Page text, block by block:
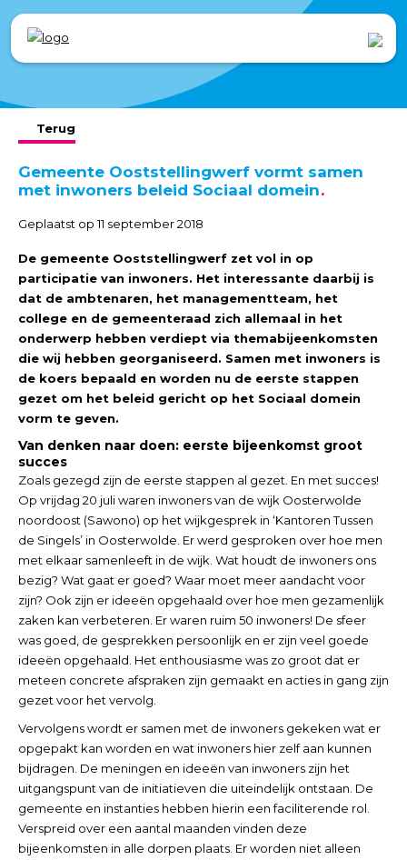
Terug
Gemeente Ooststellingwerf vormt samen
met inwoners beleid Sociaal domein
Geplaatst op 11 september 2018
De gemeente Ooststellingwerf zet vol in op
participatie van inwoners. Het interessante daarbij is
dat de ambtenaren, het managementteam, het
college en de gemeenteraad zich allemaal in het
onderwerp hebben verdiept via themabijeenkomsten
die wij hebben georganiseerd. Samen met inwoners is
de koers bepaald en worden nu de eerste stappen
gezet om het beleid gericht op het Sociaal domein
vorm te geven.
Van denken naar doen: eerste bijeenkomst groot
succes
Zoals gezegd zijn de eerste stappen al gezet. En met succes!
Op vrijdag 20 juli waren inwoners van de wijk Oosterwolde
noordoost (Sawono) op het wijkgesprek in ‘Kantoren Tussen
de Singels’ in Oosterwolde. Er werd gesproken over hoe men
met elkaar samenleeft in de wijk. Wat houdt de inwoners ons
bezig? Wat gaat er goed? Waar moet meer aandacht voor
zijn? Ook zijn er ideeën opgehaald over hoe men gezamenlijk
zaken kan verbeteren. Er waren ruim 50 inwoners! De sfeer
was goed, de gesprekken persoonlijk en er zijn veel goede
ideeën opgehaald. Het enthousiasme was zo groot dat er
meteen concrete afspraken zijn gemaakt en acties in gang zijn
gezet voor het vervolg.
Vervolgens wordt er samen met de inwoners gekeken wat er
opgepakt kan worden en wat inwoners hier zelf aan kunnen
bijdragen. De meningen en ideeën van inwoners zijn het
uitgangspunt van de initiatieven die uiteindelijk ontstaan. De
gemeente en instanties hebben hierin een faciliterende rol.
Verspreid over een aantal maanden vinden deze
bijeenkomsten in alle dorpen plaats. Er worden niet alleen